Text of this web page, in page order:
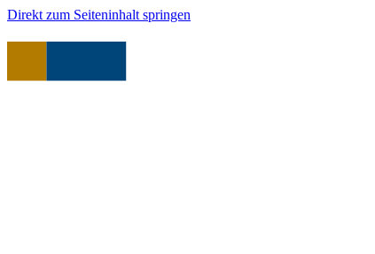
Direkt zum Seiteninhalt springen